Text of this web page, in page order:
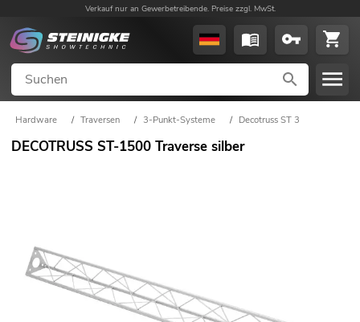
Verkauf nur an Gewerbetreibende. Preise zzgl. MwSt.
Hardware / Traversen / 3-Punkt-Systeme / Decotruss ST 3
DECOTRUSS ST-1500 Traverse silber